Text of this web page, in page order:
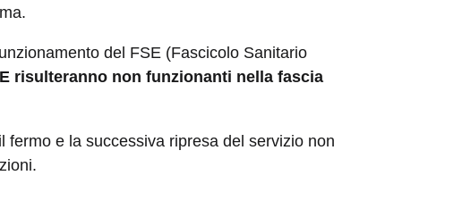
del FSE (Fascicolo Sanitario
risulteranno non funzionanti nella fascia
fermo e la successiva ripresa del servizio non